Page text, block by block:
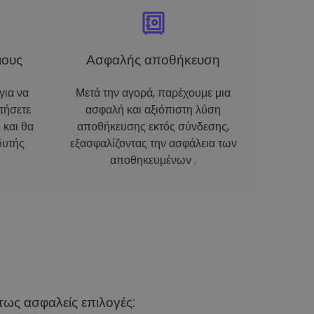
να
θα
Ασφαλής αποθήκευση
Μετά την αγορά, παρέχουμε μια
ασφαλή και αξιόπιστη λύση
αποθήκευσης εκτός σύνδεσης,
εξασφαλίζοντας την ασφάλεια των
αποθηκευμένων .
ασφαλείς επιλογές: